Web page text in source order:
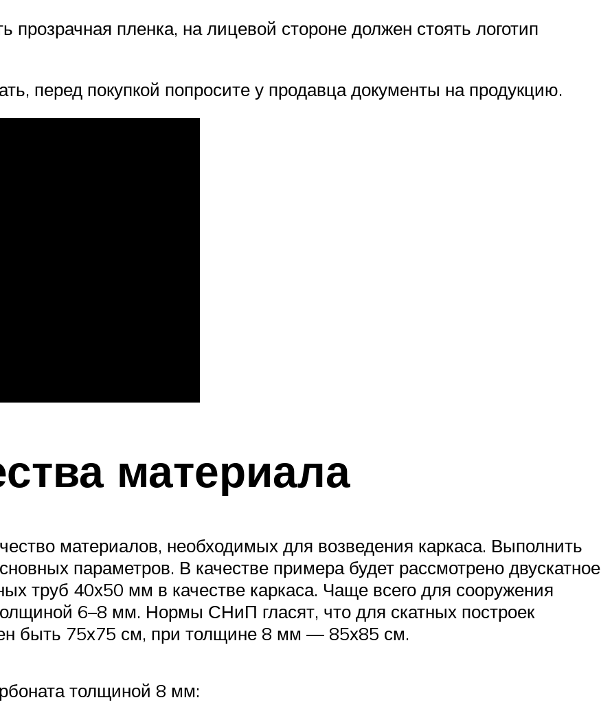
пленка, на лицевой стороне должен стоять логотип
перед покупкой попросите у продавца документы на продукцию.
материала
материалов, необходимых для возведения каркаса. Выполнить
параметров. В качестве примера будет рассмотрено двускатное
труб 40х50 мм в качестве каркаса. Чаще всего для сооружения
6–8 мм. Нормы СНиП гласят, что для скатных построек
быть 75х75 см, при толщине 8 мм — 85х85 см.
толщиной 8 мм: